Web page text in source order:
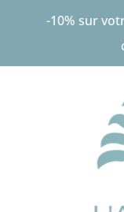
-10% sur